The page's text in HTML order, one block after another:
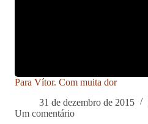
Para Vítor. Com muita dor
31 de dezembro de 2015
Um comentário